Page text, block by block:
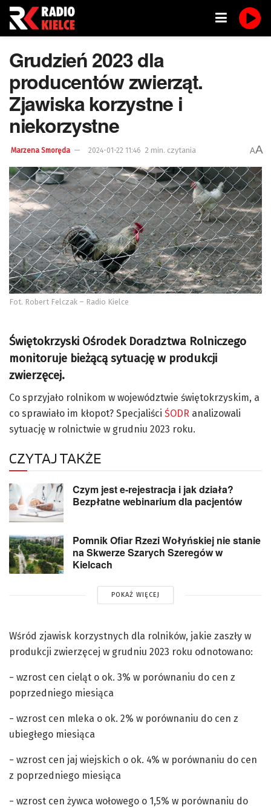
Grudzień 2023 dla
producentów zwierząt.
Zjawiska korzystne i
niekorzystne
Marzena Smoręda 2024-01-22 11:46 2 min. czytania AA
Fot. Robert Felczak – Radio Kielce
Świętokrzyski Ośrodek Doradztwa Rolniczego
monitoruje bieżącą sytuację w produkcji
zwierzęcej.
Co sprzyjało rolnikom w województwie świętokrzyskim, a
co sprawiało im kłopot? Specjaliści ŚODR analizowali
sytuację w rolnictwie w grudniu 2023 roku.
CZYTAJ TAKŻE
Czym jest e-rejestracja i jak działa?
Bezpłatne webinarium dla pacjentów
Pomnik Ofiar Rzezi Wołyńskiej nie stanie
na Skwerze Szarych Szeregów w
Kielcach
POKAŻ WIĘCEJ
Wśród zjawisk korzystnych dla rolników, jakie zaszły w
produkcji zwierzęcej w grudniu 2023 roku odnotowano:
− wzrost cen cieląt o ok. 3% w porównaniu do cen z
poprzedniego miesiąca
− wzrost cen mleka o ok. 2% w porównaniu do cen z
ubiegłego miesiąca
− wzrost cen jaj wiejskich o ok. 4% w porównaniu do cen
z poprzedniego miesiąca
− wzrost cen żywca wołowego o 1,5% w porównaniu do